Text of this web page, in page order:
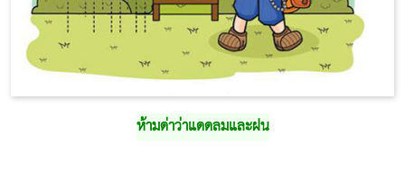
ห้ามด่าว่าแดดลมและฝน